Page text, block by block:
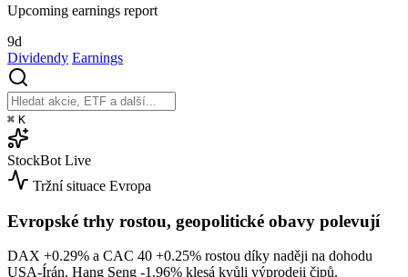
Upcoming earnings report
9d
Dividendy Earnings
⌘ K
StockBot Live
Tržní situace Evropa
Evropské trhy rostou, geopolitické obavy polevují
DAX +0.29% a CAC 40 +0.25% rostou díky naději na dohodu
USA-Írán. Hang Seng -1.96% klesá kvůli výprodeji čipů.